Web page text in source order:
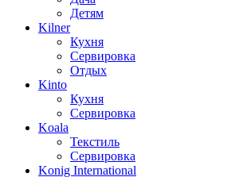
Детям
Kilner
Кухня
Сервировка
Отдых
Kinto
Кухня
Сервировка
Koala
Текстиль
Сервировка
Konig International